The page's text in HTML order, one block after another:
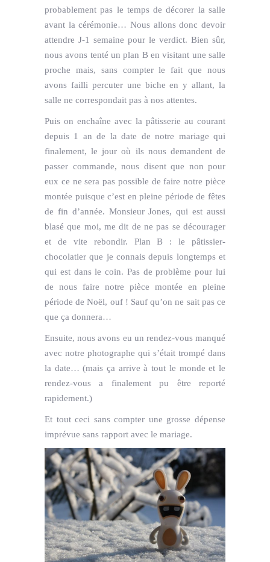
probablement pas le temps de décorer la salle
avant la cérémonie… Nous allons donc devoir
attendre J-1 semaine pour le verdict. Bien sûr,
nous avons tenté un plan B en visitant une salle
proche mais, sans compter le fait que nous
avons failli percuter une biche en y allant, la
salle ne correspondait pas à nos attentes.
Puis on enchaîne avec la pâtisserie au courant
depuis 1 an de la date de notre mariage qui
finalement, le jour où ils nous demandent de
passer commande, nous disent que non pour
eux ce ne sera pas possible de faire notre pièce
montée puisque c’est en pleine période de fêtes
de fin d’année. Monsieur Jones, qui est aussi
blasé que moi, me dit de ne pas se décourager
et de vite rebondir. Plan B : le pâtissier-
chocolatier que je connais depuis longtemps et
qui est dans le coin. Pas de problème pour lui
de nous faire notre pièce montée en pleine
période de Noël, ouf ! Sauf qu’on ne sait pas ce
que ça donnera…
Ensuite, nous avons eu un rendez-vous manqué
avec notre photographe qui s’était trompé dans
la date… (mais ça arrive à tout le monde et le
rendez-vous a finalement pu être reporté
rapidement.)
Et tout ceci sans compter une grosse dépense
imprévue sans rapport avec le mariage.